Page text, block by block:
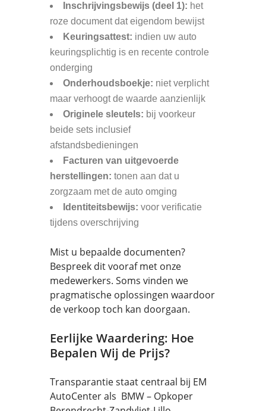
Inschrijvingsbewijs (deel 1): het
roze document dat eigendom bewijst
Keuringsattest: indien uw auto
keuringsplichtig is en recente controle
onderging
Onderhoudsboekje: niet verplicht
maar verhoogt de waarde aanzienlijk
Originele sleutels: bij voorkeur
beide sets inclusief
afstandsbedieningen
Facturen van uitgevoerde
herstellingen: tonen aan dat u
zorgzaam met de auto omging
Identiteitsbewijs: voor verificatie
tijdens overschrijving
Mist u bepaalde documenten?
Bespreek dit vooraf met onze
medewerkers. Soms vinden we
pragmatische oplossingen waardoor
de verkoop toch kan doorgaan.
Eerlijke Waardering: Hoe
Bepalen Wij de Prijs?
Transparantie staat centraal bij EM
AutoCenter als BMW – Opkoper